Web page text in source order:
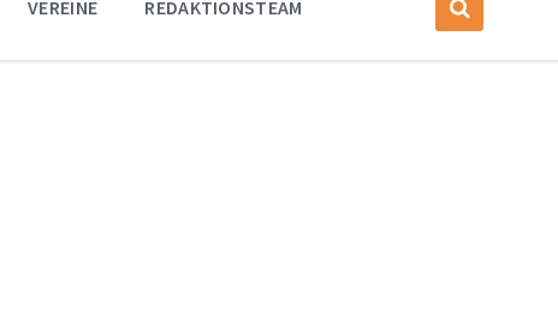
VEREINE REDAKTIONSTEAM